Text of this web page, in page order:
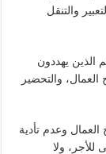
والتنقل
الذين يهددون
العمال، والتحضير
العمال وعدم تأدية
للأجر، ولا